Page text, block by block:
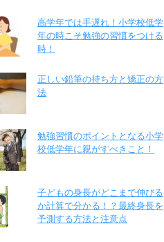
高学年では手遅れ！小学校低学
年の時こそ勉強の習慣をつける
時！
正しい鉛筆の持ち方と矯正の方
法
勉強習慣のポイントとなる小学
校低学年に親がすべきこと！
子どもの身長がどこまで伸びる
か計算で分かる！？最終身長を
予測する方法と注意点